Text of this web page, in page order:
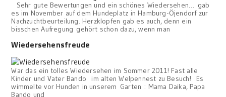
Sehr gute Bewertungen und ein schönes Wiedersehen… gab
es im November auf dem Hundeplatz in Hamburg-Öjendorf zur
Nachzuchtbeurteilung. Herzklopfen gab es auch, denn ein
bisschen Aufregung gehört schon dazu, wenn man
Wiedersehensfreude
War das ein tolles Wiedersehen im Sommer 2011! Fast alle
Kinder und Vater Bando im alten Welpennest zu Besuch! Es
wimmelte vor Hunden in unserem Garten : Mama Daika, Papa
Bando und